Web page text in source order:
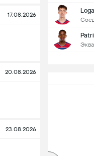
17.08.2026
20.08.2026
23.08.2026